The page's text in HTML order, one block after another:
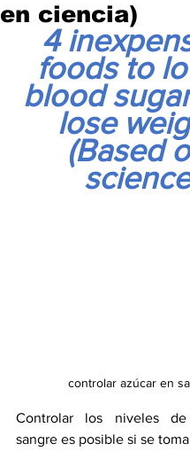
en ciencia)
4
foods to
blood
lose
(Based
controlar azúcar en
Controlar los niveles
sangre es posible si se